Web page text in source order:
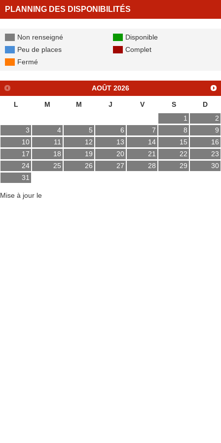
PLANNING DES DISPONIBILITÉS
Non renseigné
Disponible
Peu de places
Complet
Fermé
AOÛT 2026
L M M J V S
D
1
2
3
4 5 6 7 8
9
10
11 12 13 14 15
16
17
18 19 20 21 22
23
24
25 26 27 28 29
30
31
Mise à jour le